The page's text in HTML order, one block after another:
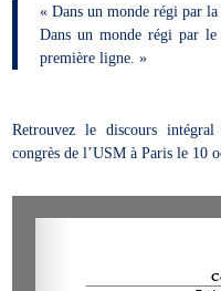
« Dans un monde régi par
Dans un monde régi par
première ligne. »
Retrouvez le discours
congrès de l’USM à Paris le 10